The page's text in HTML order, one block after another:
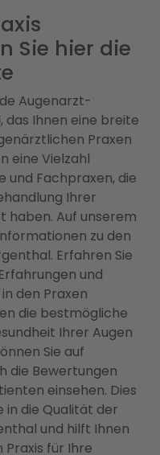
Sie hier die
Augenarzt-
Ihnen eine breite
Praxen
eine Vielzahl
und Fachpraxen, die
Ihrer
haben. Auf unserem
zu den
Erfahren Sie
und
den Praxen
die bestmögliche
Ihrer Augen
Sie auf
die Bewertungen
einsehen. Dies
in die Qualität der
und hilft Ihnen
für Ihre